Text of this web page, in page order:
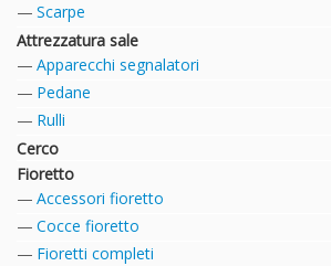
Scarpe
Attrezzatura sale
Apparecchi segnalatori
Pedane
Rulli
Cerco
Fioretto
Accessori fioretto
Cocce fioretto
Fioretti completi